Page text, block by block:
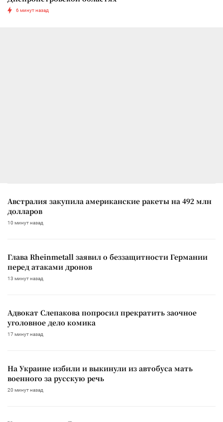
6 минут назад
Австралия закупила американские ракеты на 492 млн
долларов
10 минут назад
Глава Rheinmetall заявил о беззащитности Германии
перед атаками дронов
13 минут назад
Адвокат Слепакова попросил прекратить заочное
уголовное дело комика
17 минут назад
На Украине избили и выкинули из автобуса мать
военного за русскую речь
20 минут назад